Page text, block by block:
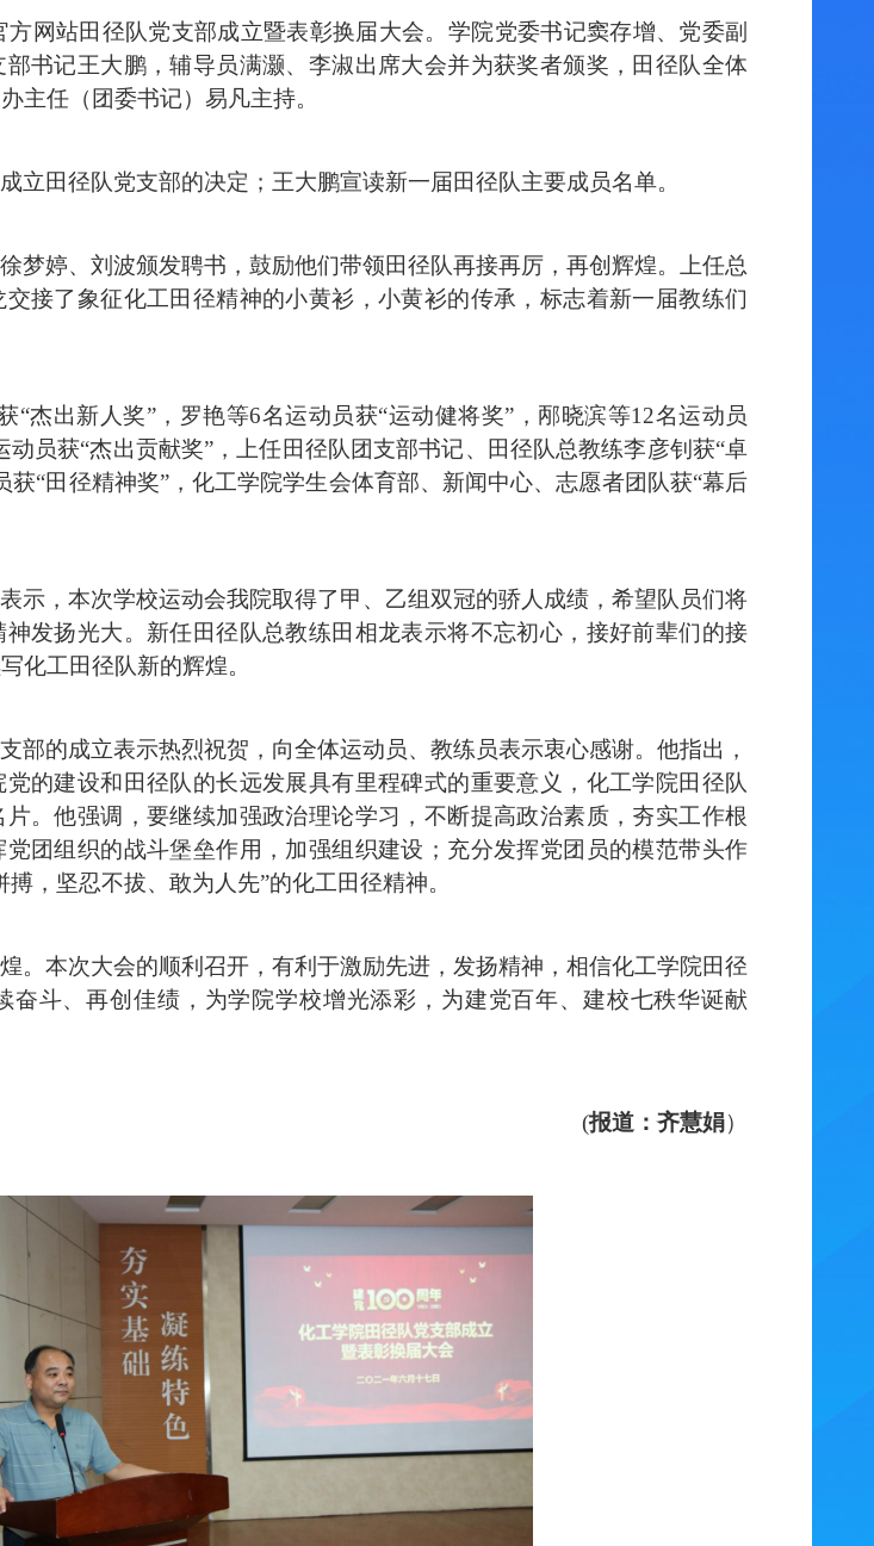
网站田径队党支部成立暨表彰换届大会。学院党委书记窦存增、党委副
书记王大鹏，辅导员满灏、李淑出席大会并为获奖者颁奖，田径队全体
主任（团委书记）易凡主持。
立田径队党支部的决定；王大鹏宣读新一届田径队主要成员名单。
梦婷、刘波颁发聘书，鼓励他们带领田径队再接再厉，再创辉煌。上任总
接了象征化工田径精神的小黄衫，小黄衫的传承，标志着新一届教练们
“杰出新人奖”，罗艳等6名运动员获“运动健将奖”，邴晓滨等1 2名运动员
动员获“杰出贡献奖”，上任田径队团支部书记、田径队总教练李彦钊获“卓
获“田径精神奖”，化工学院学生会体育部、新闻中心、志愿者团队获“幕后
示，本次学校运动会我院取得了甲、乙组双冠的骄人成绩，希望队员们将
发扬光大。新任田径队总教练田相龙表示将不忘初心，接好前辈们的接
化工田径队新的辉煌。
部的成立表示热烈祝贺，向全体运动员、教练员表示衷心感谢。他指出，
党的建设和田径队的长远发展具有里程碑式的重要意义，化工学院田径队
。他强调，要继续加强政治理论学习，不断提高政治素质，夯实工作根
团组织的战斗堡垒作用，加强组织建设；充分发挥党团员的模范带头作
搏，坚忍不拔、敢为人先”的化工田径精神。
。本次大会的顺利召开，有利于激励先进，发扬精神，相信化工学院田径
奋斗、再创佳绩，为学院学校增光添彩，为建党百年、建校七秩华诞献
(报道：齐慧娟）